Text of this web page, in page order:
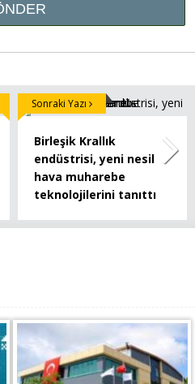
Birleşik Krallık
endüstrisi, yeni nesil
hava muharebe
teknolojilerini tanıttı
Sonraki Yazı